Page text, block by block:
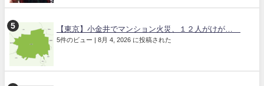
【東京】小金井でマンション火災、１２人がけが…
5件のビュー | 8月 4, 2026 に投稿された